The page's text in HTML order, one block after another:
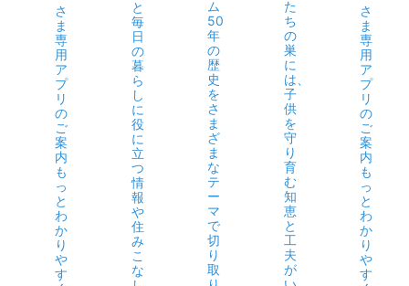
さ
ま
専
用
ア
プ
リ
の
ご
案
内
も
っ
と
わ
か
り
や
す
と
毎
日
の
暮
ら
し
に
役
に
立
つ
情
報
や
住
み
こ
な
ム
50
年
の
歴
史
を
さ
ま
ざ
ま
な
テ
ー
マ
で
切
り
取
た
ち
の
巣
に
は、
子
供
を
守
り
育
む
知
恵
と
工
夫
が
さ
ま
専
用
ア
プ
リ
の
ご
案
内
も
っ
と
わ
か
り
や
す